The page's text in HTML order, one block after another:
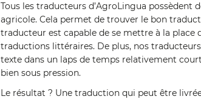
Tous les traducteurs d’AgroLingua possèdent
agricole. Cela permet de trouver le bon
traducteur est capable de se mettre à la
traductions littéraires. De plus, nos
texte dans un laps de temps relativement
bien sous pression.
Le résultat ? Une traduction qui peut être